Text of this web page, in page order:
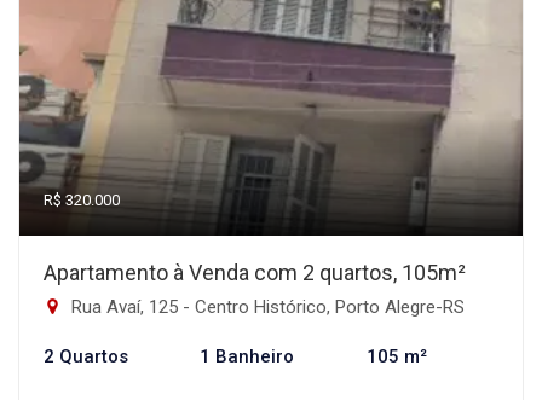
R$ 320.000
Apartamento à Venda com 2 quartos, 105m²
Rua Avaí, 125 - Centro Histórico, Porto Alegre-RS
2 Quartos 1 Banheiro 105 m²